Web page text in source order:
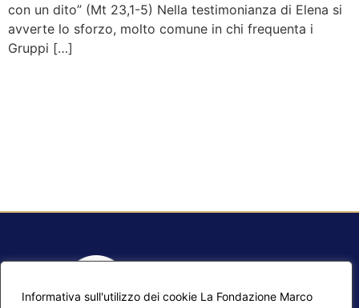
Informativa sull'utilizzo dei cookie La Fondazione Marco
con un dito” (Mt 23,1-5) Nella testimonianza di Elena si
avverte lo sforzo, molto comune in chi frequenta i
Gruppi […]